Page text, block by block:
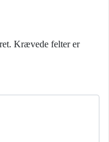
Krævede felter er